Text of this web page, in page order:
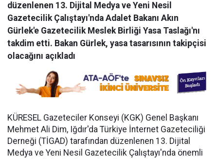
düzenlenen 13. Dijital Medya ve Yeni Nesil
Gazetecilik Çalıştayı'nda Adalet Bakanı Akın
Gürlek'e Gazetecilik Meslek Birliği Yasa Taslağı'nı
takdim etti. Bakan Gürlek, yasa tasarısının takipçisi
olacağını açıkladı
KÜRESEL Gazeteciler Konseyi (KGK) Genel Başkanı
Mehmet Ali Dim, Iğdır'da Türkiye İnternet Gazeteciliği
Derneği (TİGAD) tarafından düzenlenen 13. Dijital
Medya ve Yeni Nesil Gazetecilik Çalıştayı'nda önemli